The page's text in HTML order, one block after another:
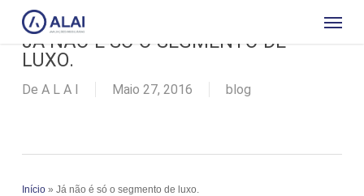
contentJÁ NÃO É SÓ O SEGMENTO DE
LUXO.
De A L A I Maio 27, 2016 blog
Início» Já não é só o segmento de luxo.